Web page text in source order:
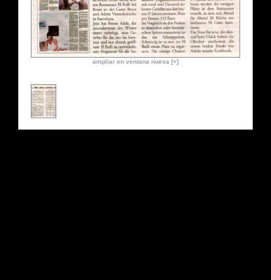
ampliar en ventana nueva [+]